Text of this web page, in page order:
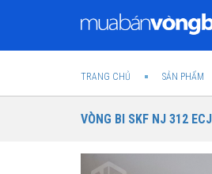
TRANG CHỦ SẢN PHẨM
VÒNG BI SKF NJ 312